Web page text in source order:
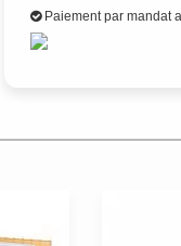
Paiement par mandat